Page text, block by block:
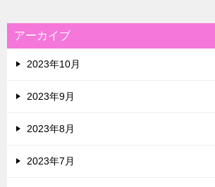
アーカイブ
2023年10月
2023年9月
2023年8月
2023年7月